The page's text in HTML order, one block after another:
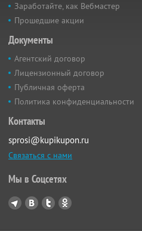
Заработайте, как Вебмастер
Прошедшие акции
Документы
Агентский договор
Лицензионный договор
Публичная оферта
Политика конфиденциальности
Контакты
sprosi@kupikupon.ru
Связаться с нами
Мы в Соцсетях